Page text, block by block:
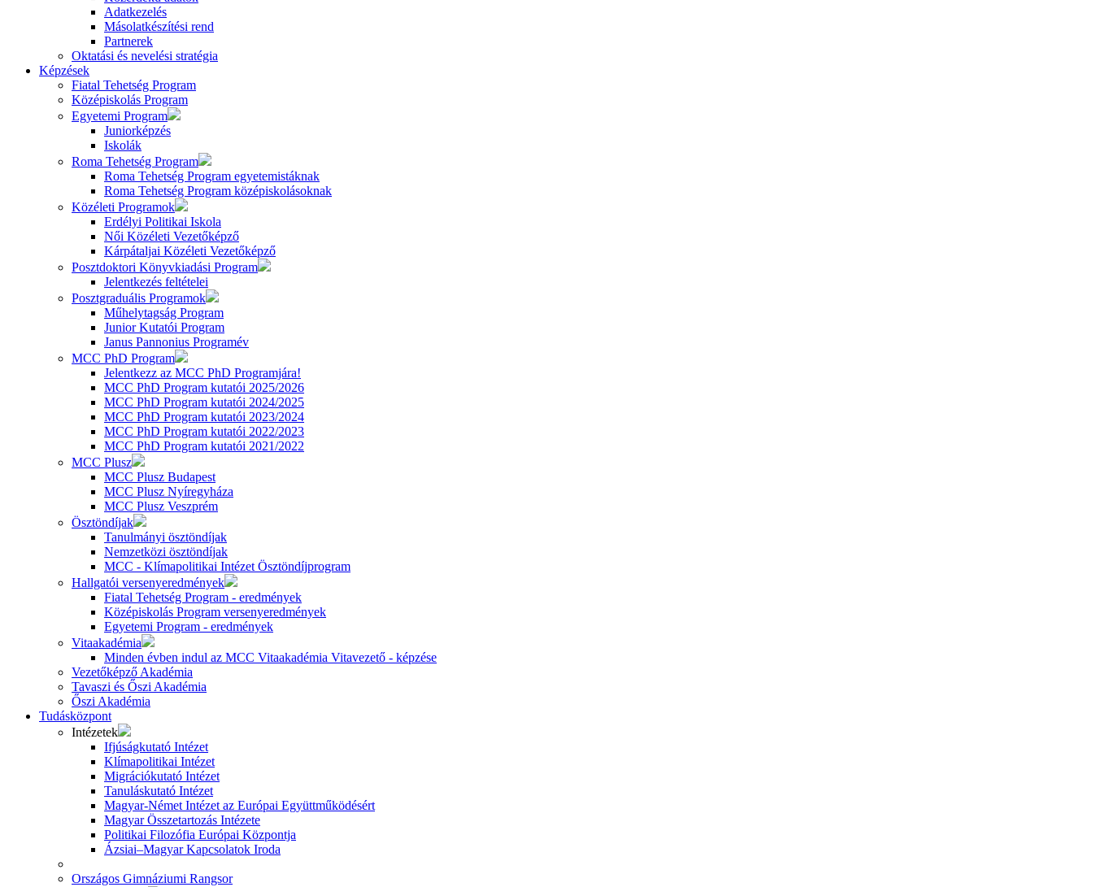
Adatkezelés
Másolatkészítési rend
Partnerek
Oktatási és nevelési stratégia
Képzések
Fiatal Tehetség Program
Középiskolás Program
Egyetemi Program
Juniorképzés
Iskolák
Roma Tehetség Program
Roma Tehetség Program egyetemistáknak
Roma Tehetség Program középiskolásoknak
Közéleti Programok
Erdélyi Politikai Iskola
Női Közéleti Vezetőképző
Kárpátaljai Közéleti Vezetőképző
Posztdoktori Könyvkiadási Program
Jelentkezés feltételei
Posztgraduális Programok
Műhelytagság Program
Junior Kutatói Program
Janus Pannonius Programév
MCC PhD Program
Jelentkezz az MCC PhD Programjára!
MCC PhD Program kutatói 2025/2026
MCC PhD Program kutatói 2024/2025
MCC PhD Program kutatói 2023/2024
MCC PhD Program kutatói 2022/2023
MCC PhD Program kutatói 2021/2022
MCC Plusz
MCC Plusz Budapest
MCC Plusz Nyíregyháza
MCC Plusz Veszprém
Ösztöndíjak
Tanulmányi ösztöndíjak
Nemzetközi ösztöndíjak
MCC - Klímapolitikai Intézet Ösztöndíjprogram
Hallgatói versenyeredmények
Fiatal Tehetség Program - eredmények
Középiskolás Program versenyeredmények
Egyetemi Program - eredmények
Vitaakadémia
Minden évben indul az MCC Vitaakadémia Vitavezető - képzése
Vezetőképző Akadémia
Tavaszi és Őszi Akadémia
Őszi Akadémia
Tudásközpont
Intézetek
Ifjúságkutató Intézet
Klímapolitikai Intézet
Migrációkutató Intézet
Tanuláskutató Intézet
Magyar-Német Intézet az Európai Együttműködésért
Magyar Összetartozás Intézete
Politikai Filozófia Európai Központja
Ázsiai–Magyar Kapcsolatok Iroda
Országos Gimnáziumi Rangsor